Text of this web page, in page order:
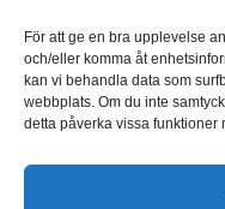
För att ge en bra upplevelse
och/eller komma åt
kan vi behandla data som
webbplats. Om du inte
detta påverka vissa funktioner